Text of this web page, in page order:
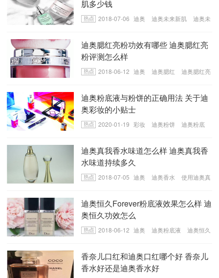
肌多少钱
2018-07-06 迪奥 迪奥未来新肌
迪奥未
迪奥腮红亮粉功效有哪些 迪奥腮红亮
粉评测怎么样
2018-06-12 迪奥 迪奥腮红
迪奥腮红亮
迪奥粉底液与粉饼的正确用法 关于迪
奥彩妆的小贴士
2020-01-19 彩妆 迪奥粉饼
迪奥粉底
迪奥真我香水味道怎么样 迪奥真我香
水味道持续多久
2018-07-05 迪奥 迪奥香水
使用迪奥真
迪奥恒久Forever粉底液效果怎么样 迪
奥恒久功效怎么
2018-06-12 迪奥 迪奥粉底液
迪奥恒久
香奈儿口红和迪奥口红哪个好 香奈儿
香水好还是迪奥香水好